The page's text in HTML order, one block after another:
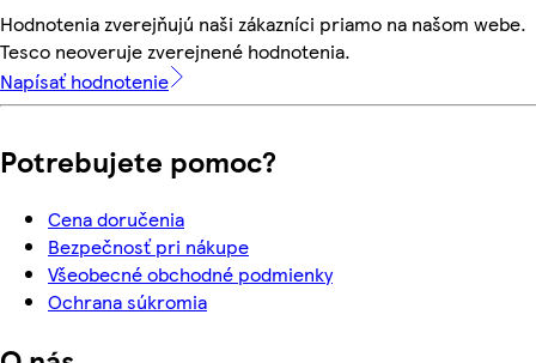
Hodnotenia zverejňujú naši zákazníci priamo na našom webe.
Tesco neoveruje zverejnené hodnotenia.
Napísať hodnotenie
Potrebujete pomoc?
Cena doručenia
Bezpečnosť pri nákupe
Všeobecné obchodné podmienky
Ochrana súkromia